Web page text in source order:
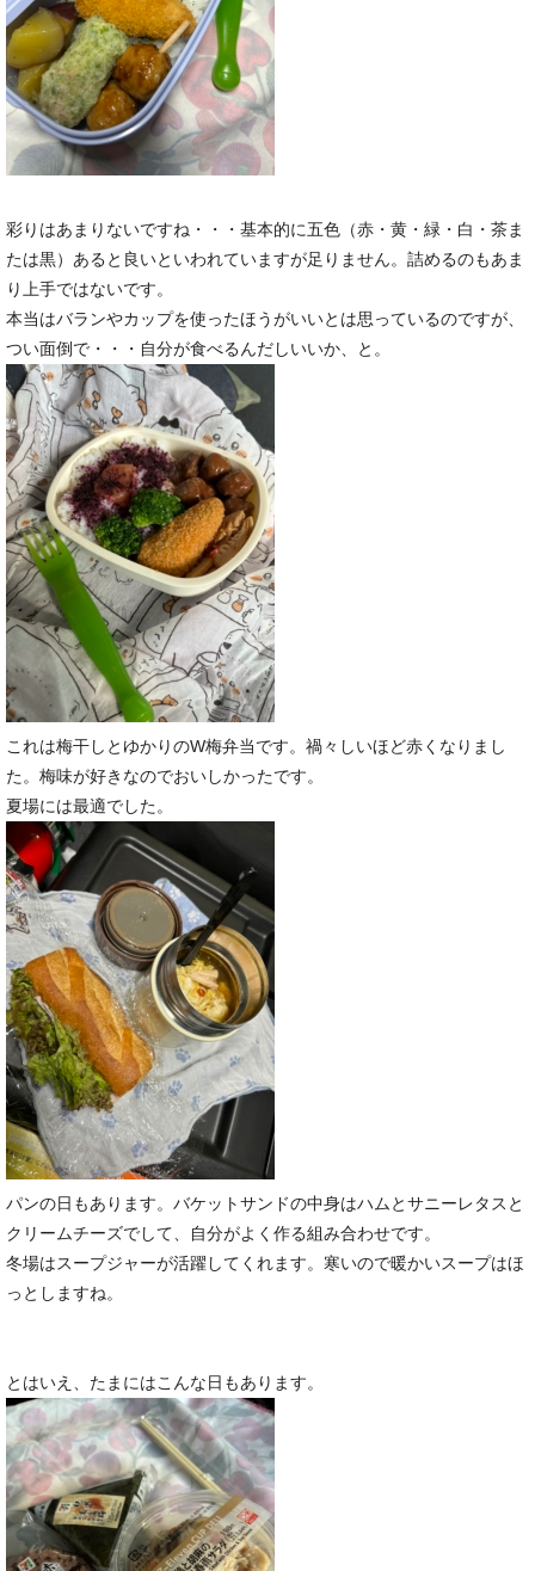
彩りはあまりないですね・・・基本的に五色（赤・黄・緑・白・茶ま
たは黒）あると良いといわれていますが足りません。詰めるのもあま
り上手ではないです。
本当はバランやカップを使ったほうがいいとは思っているのですが、
つい面倒で・・・自分が食べるんだしいいか、と。
これは梅干しとゆかりのW梅弁当です。禍々しいほど赤くなりまし
た。梅味が好きなのでおいしかったです。
夏場には最適でした。
パンの日もあります。バケットサンドの中身はハムとサニーレタスと
クリームチーズでして、自分がよく作る組み合わせです。
冬場はスープジャーが活躍してくれます。寒いので暖かいスープはほ
っとしますね。
とはいえ、たまにはこんな日もあります。